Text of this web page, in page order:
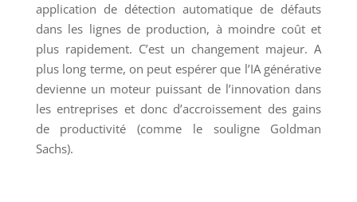
application de détection automatique de défauts
dans les lignes de production, à moindre coût et
plus rapidement. C’est un changement majeur. A
plus long terme, on peut espérer que l’IA générative
devienne un moteur puissant de l’innovation dans
les entreprises et donc d’accroissement des gains
de productivité (comme le souligne Goldman
Sachs).